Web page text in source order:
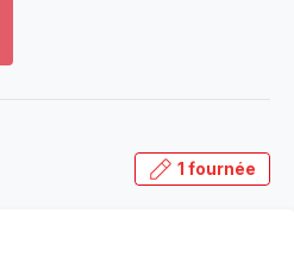
1 fournée